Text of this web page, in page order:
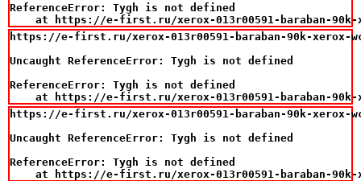
ReferenceError: Tygh is not defined
at https://e-first.ru/xerox-013r00591-baraban-
https://e-first.ru/xerox-013r00591-baraban-90k-xerox-wc-
Uncaught ReferenceError: Tygh is not defined
ReferenceError: Tygh is not defined
at https://e-first.ru/xerox-013r00591-baraban-
https://e-first.ru/xerox-013r00591-baraban-90k-xerox-wc-
Uncaught ReferenceError: Tygh is not defined
ReferenceError: Tygh is not defined
at https://e-first.ru/xerox-013r00591-baraban-